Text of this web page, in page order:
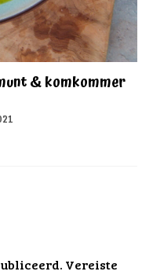
& komkommer
Vereiste